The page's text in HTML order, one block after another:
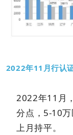
2022年11月行认
2022年11月
分点，5-10
上月持平。